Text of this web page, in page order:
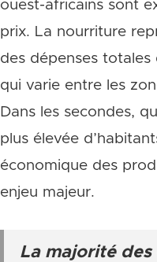
ouest-africains sont
prix. La nourriture
des dépenses totales
qui varie entre les
Dans les secondes,
plus élevée
économique des
enjeu majeur.
La majorité